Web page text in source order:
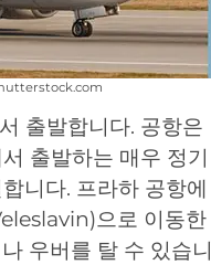
출발합니다. 공항은
출발하는 매우 정기
니다. 프라하 공항에
으로 이동한
우버를 탈 수 있습니